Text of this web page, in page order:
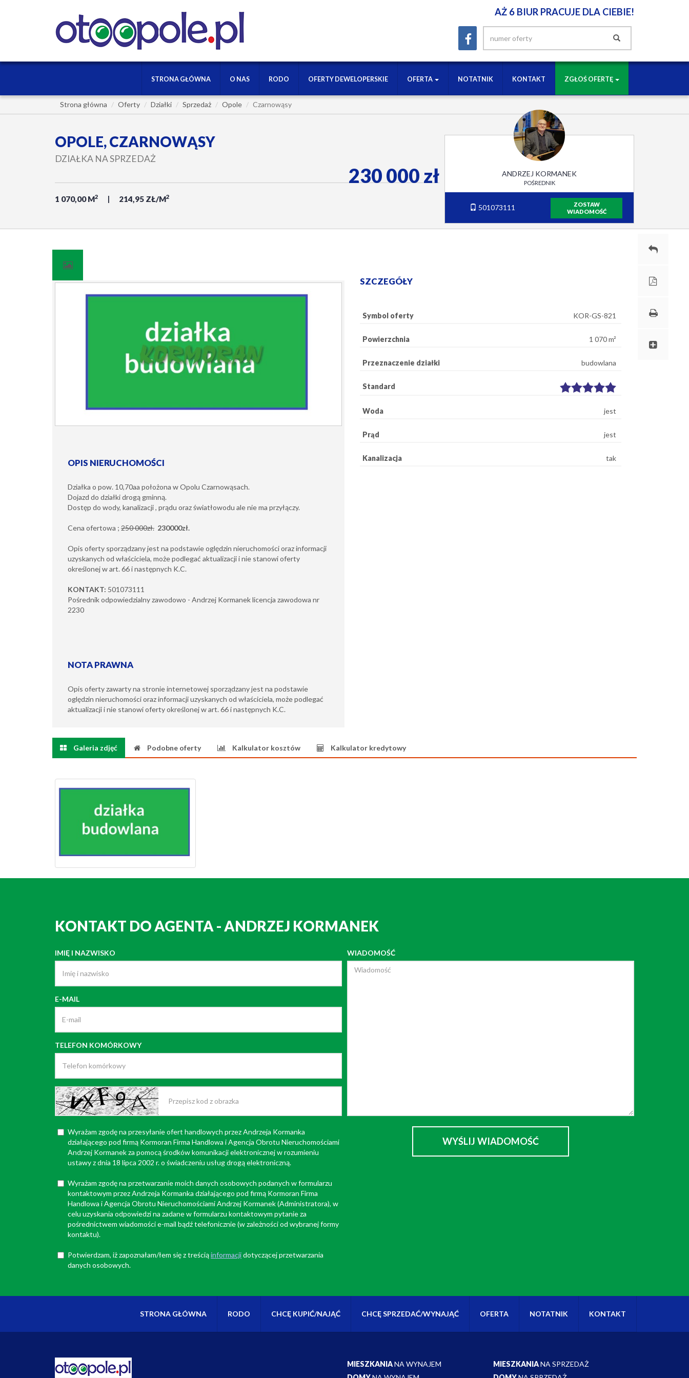
AŻ 6 BIUR PRACUJE DLA CIEBIE!
STRONA GŁÓWNA O NAS RODO OFERTY DEWELOPERSKIE OFERTA NOTATNIK KONTAKT ZGŁOŚ OFERTĘ
Strona główna Oferty Działki Sprzedaż Opole Czarnowąsy
OPOLE, CZARNOWĄSY
DZIAŁKA NA SPRZEDAŻ
1 070,00 M2 214,95 ZŁ/M2
230 000 zł ANDRZEJ KORMANEK
POŚREDNIK
501073111
ZOSTAW
WIADOMOŚĆ
OPIS NIERUCHOMOŚCI
Działka o pow. 10,70aa położona w Opolu Czarnowąsach.
Dojazd do działki drogą gminną.
Dostęp do wody, kanalizacji , prądu oraz światłowodu ale nie ma przyłączy.
Cena ofertowa ; 250 000zł. 230000zł.
Opis oferty sporządzany jest na podstawie oględzin nieruchomości oraz informacji
uzyskanych od właściciela, może podlegać aktualizacji i nie stanowi oferty
określonej w art. 66 i następnych K.C.
KONTAKT: 501073111
Pośrednik odpowiedzialny zawodowo - Andrzej Kormanek licencja zawodowa nr
2230
NOTA PRAWNA
Opis oferty zawarty na stronie internetowej sporządzany jest na podstawie
oględzin nieruchomości oraz informacji uzyskanych od właściciela, może podlegać
aktualizacji i nie stanowi oferty określonej w art. 66 i następnych K.C.
SZCZEGÓŁY
Symbol oferty KOR-GS-821
Powierzchnia 1 070 m²
Przeznaczenie działki budowlana
Standard
Woda jest
Prąd jest
Kanalizacja tak
Galeria zdjęć Podobne oferty Kalkulator kosztów Kalkulator kredytowy
KONTAKT DO AGENTA - ANDRZEJ KORMANEK
IMIĘ I NAZWISKO
E-MAIL
TELEFON KOMÓRKOWY
Wyrażam zgodę na przesyłanie ofert handlowych przez Andrzeja Kormanka
działającego pod firmą Kormoran Firma Handlowa i Agencja Obrotu Nieruchomościami
Andrzej Kormanek za pomocą środków komunikacji elektronicznej w rozumieniu
ustawy z dnia 18 lipca 2002 r. o świadczeniu usług drogą elektroniczną.
Wyrażam zgodę na przetwarzanie moich danych osobowych podanych w formularzu
kontaktowym przez Andrzeja Kormanka działającego pod firmą Kormoran Firma
Handlowa i Agencja Obrotu Nieruchomościami Andrzej Kormanek (Administratora), w
celu uzyskania odpowiedzi na zadane w formularzu kontaktowym pytanie za
pośrednictwem wiadomości e-mail bądź telefonicznie (w zależności od wybranej formy
kontaktu).
Potwierdzam, iż zapoznałam/łem się z treściąinformacjidotyczącej przetwarzania
danych osobowych.
WIADOMOŚĆ
STRONA GŁÓWNA RODO CHCĘ KUPIĆ/NAJĄĆ CHCĘ SPRZEDAĆ/WYNAJĄĆ OFERTA NOTATNIK KONTAKT
MIESZKANIANA WYNAJEM
MIESZKANIANA SPRZEDAŻ